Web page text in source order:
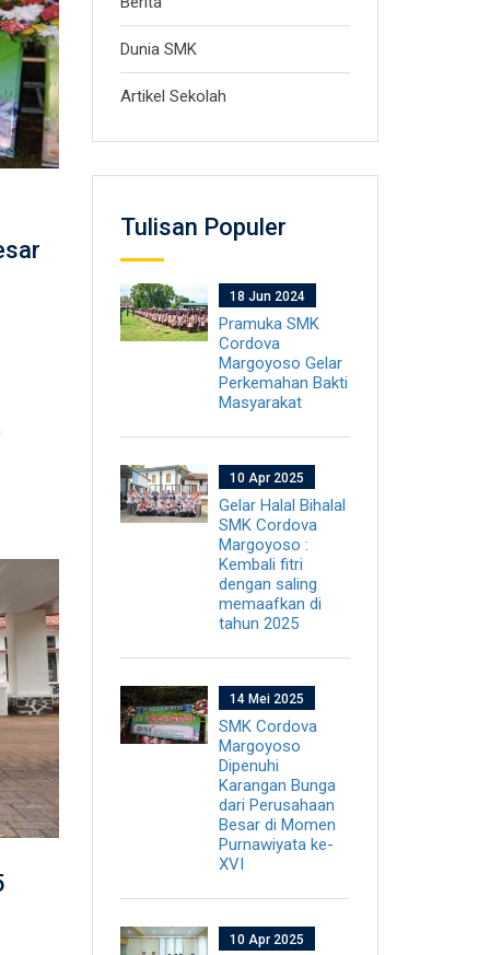
Dunia SMK
Artikel Sekolah
Tulisan Populer
18 Jun 2024
Pramuka SMK
Cordova
Margoyoso Gelar
Perkemahan Bakti
Masyarakat
10 Apr 2025
Gelar Halal Bihalal
SMK Cordova
Margoyoso :
Kembali fitri
dengan saling
memaafkan di
tahun 2025
14 Mei 2025
SMK Cordova
Margoyoso
Dipenuhi
Karangan Bunga
dari Perusahaan
Besar di Momen
Purnawiyata ke-
XVI
10 Apr 2025